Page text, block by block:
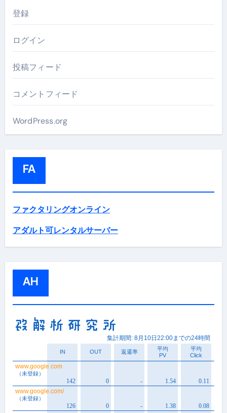
登録
ログイン
投稿フィード
コメントフィード
WordPress.org
FA
ファクタリングオンライン
アダルト可レンタルサーバー
AH